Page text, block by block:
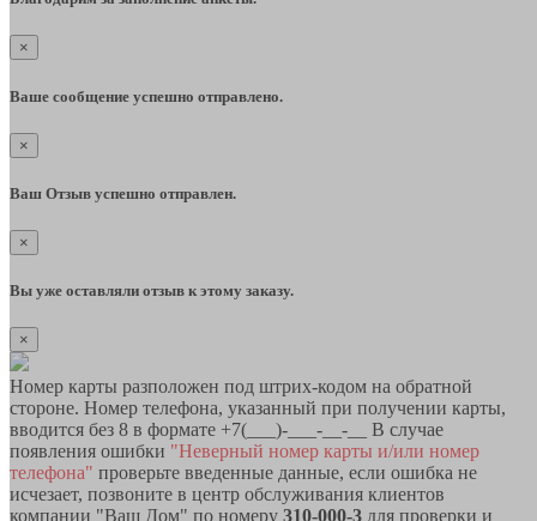
×
Ваше сообщение успешно отправлено.
×
Ваш Отзыв успешно отправлен.
×
Вы уже оставляли отзыв к этому заказу.
×
Номер карты разположен под штрих-кодом на обратной
стороне. Номер телефона, указанный при получении карты,
вводится без 8 в формате +7(___)-___-__-__ В случае
появления ошибки "Неверный номер карты и/или номер
телефона" проверьте введенные данные, если ошибка не
исчезает, позвоните в центр обслуживания клиентов
компании "Ваш Дом" по номеру 310-000-3 для проверки и